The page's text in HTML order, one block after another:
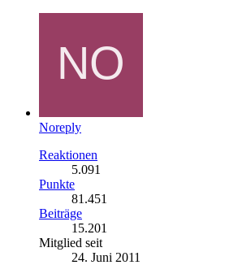
Noreply
Reaktionen
5.091
Punkte
81.451
Beiträge
15.201
Mitglied seit
24. Juni 2011